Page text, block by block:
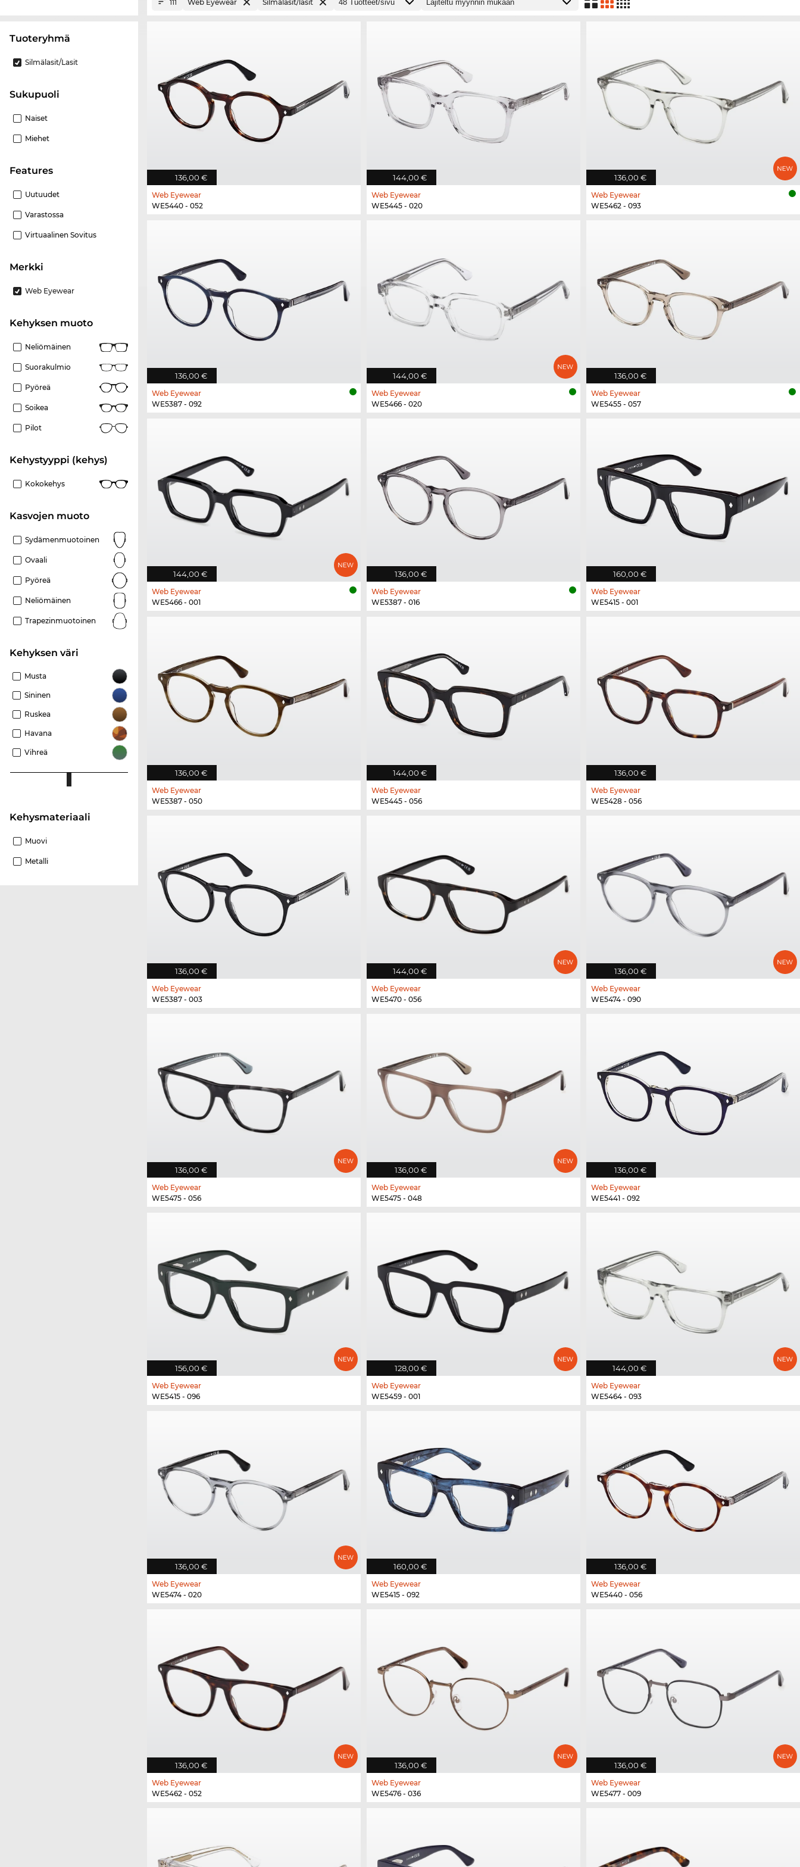
Tuoteryhmä
Silmälasit/lasit
Sukupuoli
Naiset
Miehet
Features
Uutuudet
Varastossa
Virtuaalinen Sovitus
Merkki
Web Eyewear
Kehyksen muoto
Neliömäinen
Suorakulmio
Pyöreä
Soikea
Pilot
Kehystyyppi (kehys)
Kokokehys
Kasvojen muoto
Sydämenmuotoinen
Ovaali
Pyöreä
Neliömäinen
Trapezinmuotoinen
Kehyksen väri
Musta
Sininen
Ruskea
Havana
Vihreä
Kehysmateriaali
Muovi
Metalli
111 Web Eyewear Silmälasit/lasit
136,00 €
Web Eyewear
WE5440 - 052
144,00 €
Web Eyewear
WE5445 - 020
136,00 €
Web Eyewear
WE5462 - 093
136,00 €
Web Eyewear
WE5387 - 092
144,00 €
Web Eyewear
WE5466 - 020
136,00 €
Web Eyewear
WE5455 - 057
144,00 €
Web Eyewear
WE5466 - 001
136,00 €
Web Eyewear
WE5387 - 016
160,00 €
Web Eyewear
WE5415 - 001
136,00 €
Web Eyewear
WE5387 - 050
144,00 €
Web Eyewear
WE5445 - 056
136,00 €
Web Eyewear
WE5428 - 056
136,00 €
Web Eyewear
WE5387 - 003
144,00 €
Web Eyewear
WE5470 - 056
136,00 €
Web Eyewear
WE5474 - 090
136,00 €
Web Eyewear
WE5475 - 056
136,00 €
Web Eyewear
WE5475 - 048
136,00 €
Web Eyewear
WE5441 - 092
156,00 €
Web Eyewear
WE5415 - 096
128,00 €
Web Eyewear
WE5459 - 001
144,00 €
Web Eyewear
WE5464 - 093
136,00 €
Web Eyewear
WE5474 - 020
160,00 €
Web Eyewear
WE5415 - 092
136,00 €
Web Eyewear
WE5440 - 056
136,00 €
Web Eyewear
WE5462 - 052
136,00 €
Web Eyewear
WE5476 - 036
136,00 €
Web Eyewear
WE5477 - 009